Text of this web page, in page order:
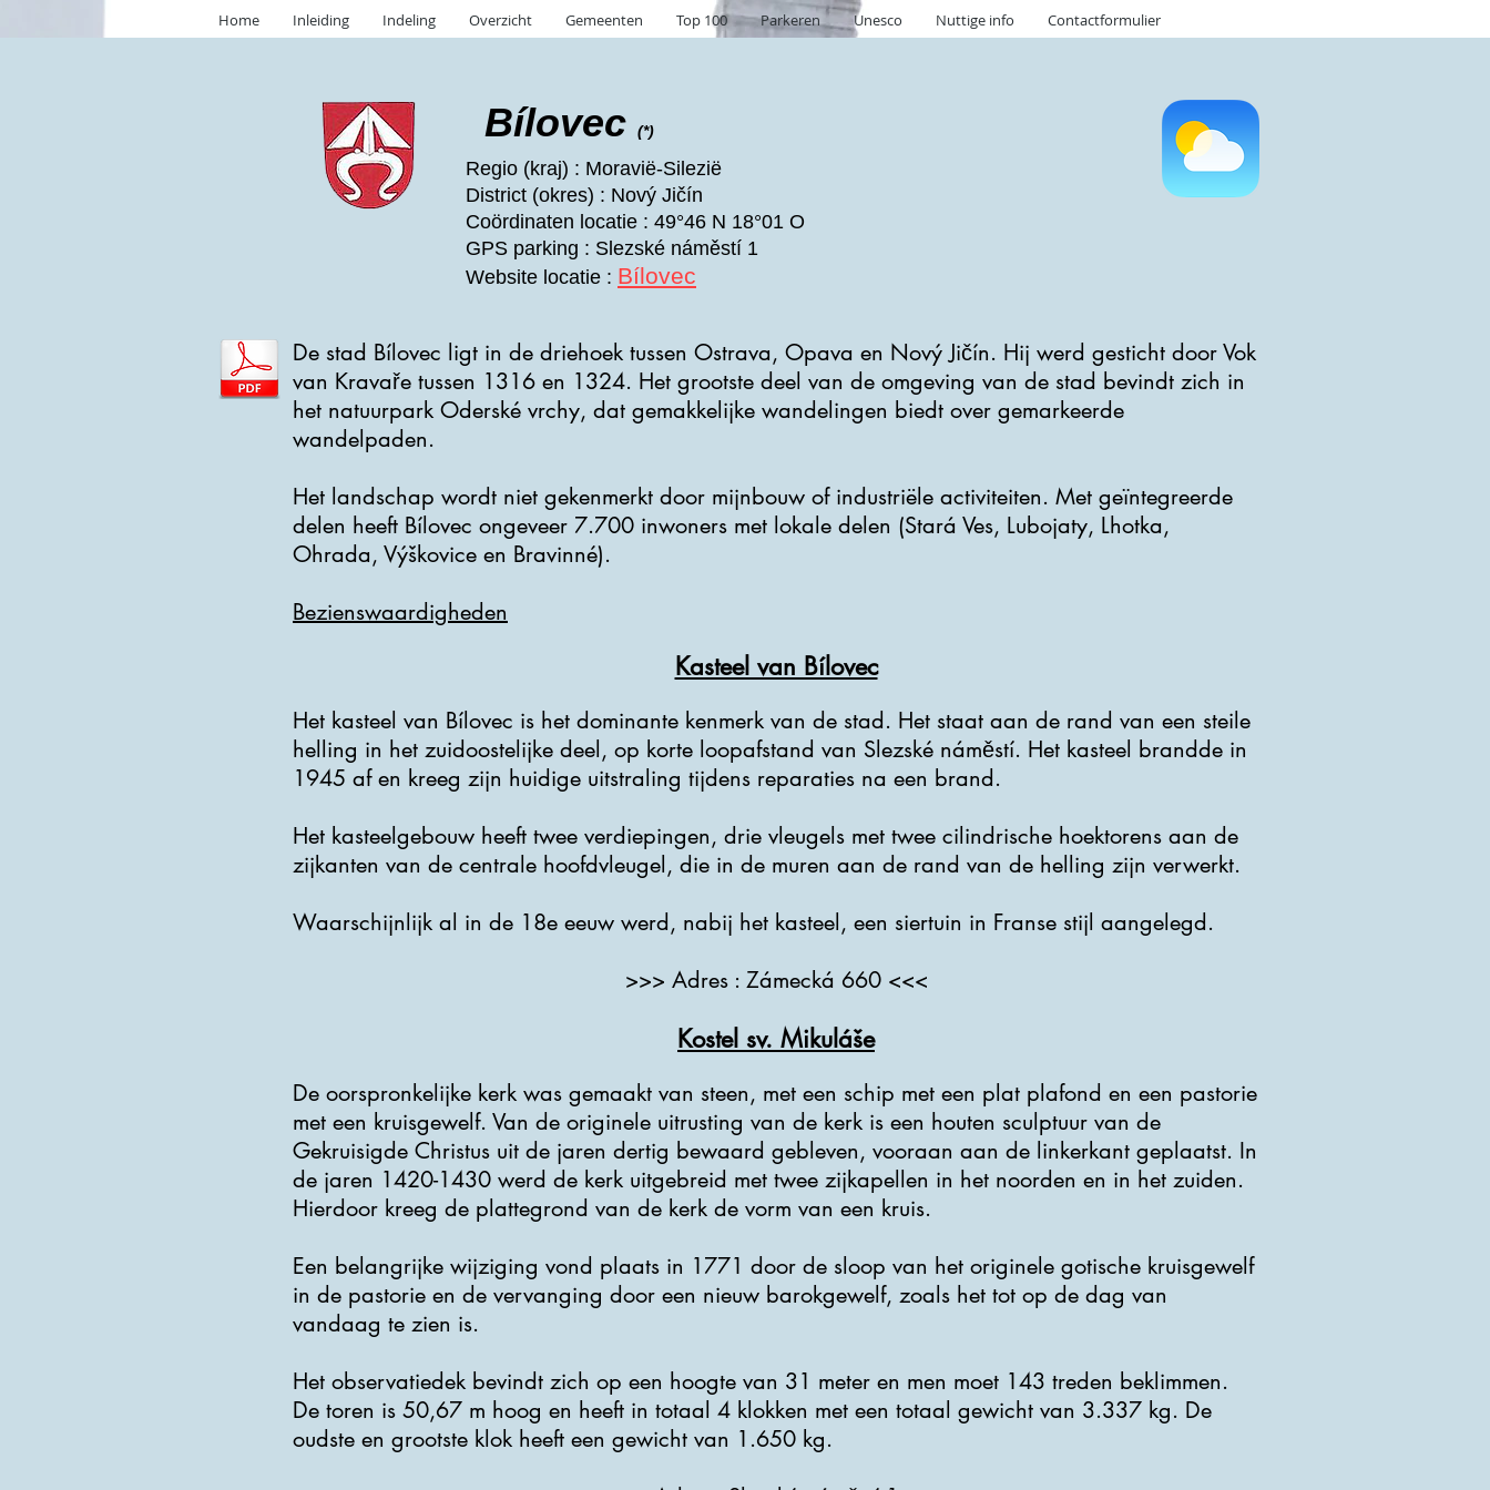
Home Inleiding Indeling Overzicht Gemeenten Top 100 Parkeren Unesco Nuttige info Contactformulier
Bílovec (*)
Regio (kraj) : Moravië-Silezië
District (okres) : Nový Jičín
Coördinaten locatie : 49°46 N 18°01 O
GPS parking : Slezské náměstí 1
Website locatie : Bílovec
De stad Bílovec ligt in de driehoek tussen Ostrava, Opava en Nový Jičín. Hij werd gesticht door Vok
van Kravaře tussen 1316 en 1324. Het grootste deel van de omgeving van de stad bevindt zich in
het natuurpark Oderské vrchy, dat gemakkelijke wandelingen biedt over gemarkeerde
wandelpaden.
Het landschap wordt niet gekenmerkt door mijnbouw of industriële activiteiten. Met geïntegreerde
delen heeft Bílovec ongeveer 7.700 inwoners met lokale delen (Stará Ves, Lubojaty, Lhotka,
Ohrada, Výškovice en Bravinné).
Bezienswaardigheden
Kasteel van Bílovec
Het kasteel van Bílovec is het dominante kenmerk van de stad. Het staat aan de rand van een steile
helling in het zuidoostelijke deel, op korte loopafstand van Slezské náměstí. Het kasteel brandde in
1945 af en kreeg zijn huidige uitstraling tijdens reparaties na een brand.
Het kasteelgebouw heeft twee verdiepingen, drie vleugels met twee cilindrische hoektorens aan de
zijkanten van de centrale hoofdvleugel, die in de muren aan de rand van de helling zijn verwerkt.
Waarschijnlijk al in de 18e eeuw werd, nabij het kasteel, een siertuin in Franse stijl aangelegd.
>>> Adres : Zámecká 660 <<<
Kostel sv. Mikuláše
De oorspronkelijke kerk was gemaakt van steen, met een schip met een plat plafond en een pastorie
met een kruisgewelf. Van de originele uitrusting van de kerk is een houten sculptuur van de
Gekruisigde Christus uit de jaren dertig bewaard gebleven, vooraan aan de linkerkant geplaatst. In
de jaren 1420-1430 werd de kerk uitgebreid met twee zijkapellen in het noorden en in het zuiden.
Hierdoor kreeg de plattegrond van de kerk de vorm van een kruis.
Een belangrijke wijziging vond plaats in 1771 door de sloop van het originele gotische kruisgewelf
in de pastorie en de vervanging door een nieuw barokgewelf, zoals het tot op de dag van
vandaag te zien is.
Het observatiedek bevindt zich op een hoogte van 31 meter en men moet 143 treden beklimmen.
De toren is 50,67 m hoog en heeft in totaal 4 klokken met een totaal gewicht van 3.337 kg. De
oudste en grootste klok heeft een gewicht van 1.650 kg.